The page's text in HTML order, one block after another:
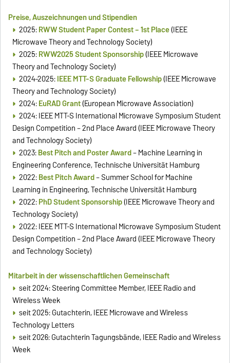
Preise, Auszeichnungen und Stipendien
2025:RWW Student Paper Contest – 1st Place(IEEE
Microwave Theory and Technology Society)
2025:RWW2025 Student Sponsorship(IEEE Microwave
Theory and Technology Society)
2024–2025:IEEE MTT-S Graduate Fellowship(IEEE Microwave
Theory and Technology Society)
2024:EuRAD Grant(European Microwave Association)
2024:IEEE MTT-S International Microwave Symposium Student
Design Competition – 2nd Place Award (IEEE Microwave Theory
and Technology Society)
2023:Best Pitch and Poster Award– Machine Learning in
Engineering Conference, Technische Universität Hamburg
2022:Best Pitch Award– Summer School for Machine
Learning in Engineering, Technische Universität Hamburg
2022:PhD Student Sponsorship(IEEE Microwave Theory and
Technology Society)
2022:IEEE MTT-S International Microwave Symposium Student
Design Competition – 2nd Place Award (IEEE Microwave Theory
and Technology Society)
Mitarbeit in der wissenschaftlichen Gemeinschaft
seit 2024: Steering Committee Member, IEEE Radio and
Wireless Week
seit 2025: Gutachterin, IEEE Microwave and Wireless
Technology Letters
seit 2026: Gutachterin Tagungsbände, IEEE Radio and Wireless
Week